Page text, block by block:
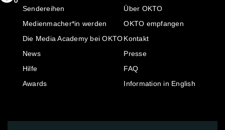
Sendereihen
Medienmacher*in werden
Die Media Academy bei OKTO
News
Hilfe
Awards
Über OKTO
OKTO empfangen
Kontakt
Presse
FAQ
Information in English